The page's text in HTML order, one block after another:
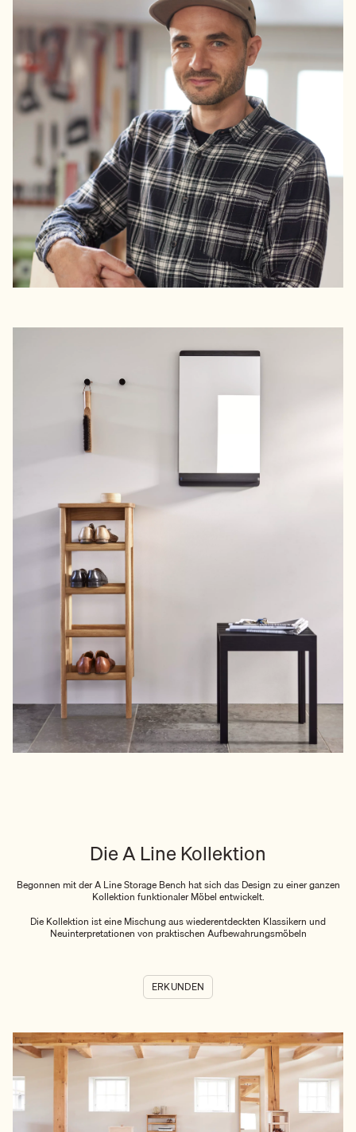
Die A Line Kollektion
Begonnen mit der A Line Storage Bench hat sich das Design zu einer ganzen
Kollektion funktionaler Möbel entwickelt.
Die Kollektion ist eine Mischung aus wiederentdeckten Klassikern und
Neuinterpretationen von praktischen Aufbewahrungsmöbeln
ERKUNDEN